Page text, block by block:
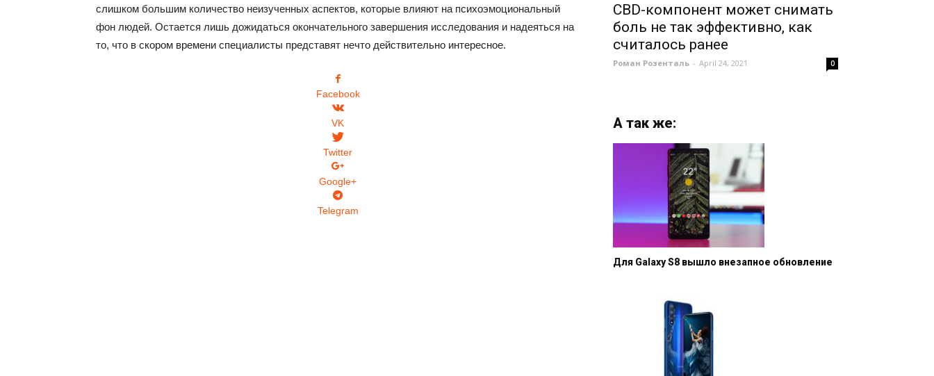
слишком большим количество неизученных аспектов, которые влияют на психоэмоциональный
фон людей. Остается лишь дожидаться окончательного завершения исследования и надеяться на
то, что в скором времени специалисты представят нечто действительно интересное.
Facebook
VK
Twitter
Google+
Telegram
CBD-компонент может снимать
боль не так эффективно, как
считалось ранее
Роман Розенталь - April 24, 2021 0
А так же:
Для Galaxy S8 вышло внезапное обновление